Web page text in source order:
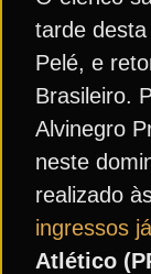
tarde
Pelé, e
Brasileiro.
Alvinegro
neste
realizado
ingressos
Atlético